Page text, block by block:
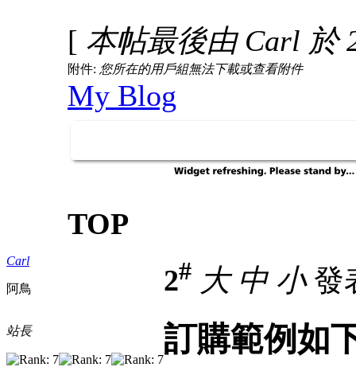
[ 本帖最後由 Carl 於
附件: 您所在的用戶組無法下載或查看附件
My Blog
TOP
Carl
阿鳥
站長
2# 大 中 小發
訂購範例如